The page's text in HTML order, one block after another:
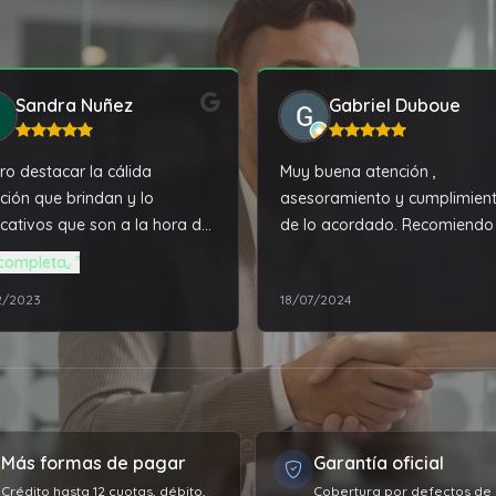
Sandra Nuñez
destacar la cálida
que brindan y lo
que son a la hora de
Compre una
Asus, que resulto
máquina, más de lo
Una vez realizado
ya me dijeron que día
estar la compra en la
para retirar y no hubo
inconveniente, todo fue
a como me lo dijeron.
muy contenta con la
2023
Gabriel Duboue
Muy buena atención ,
asesoramiento y
de lo acordado. Recomiendo
18/07/2024
Más formas de pagar
Crédito hasta 12 cuotas, débito,
Garantía oficial
Cobertura por defectos de